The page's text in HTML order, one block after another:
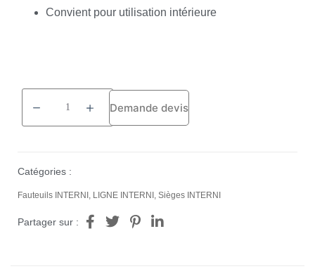
Convient pour utilisation intérieure
Demande devis
Catégories :
Fauteuils INTERNI LIGNE INTERNI Sièges INTERNI
Partager sur :